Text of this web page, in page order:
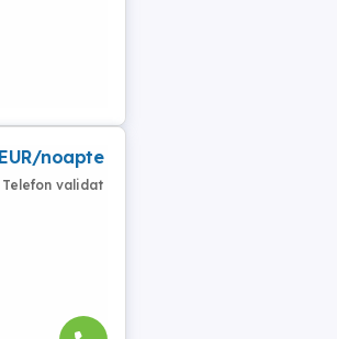
noapte
Telefon validat